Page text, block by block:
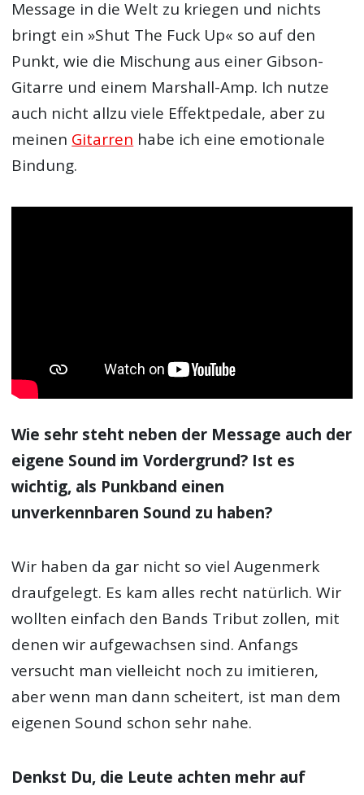
schreibe, nicht wie ich mein Equipment
verbessern kann.
Ihr seid also definitiv keine Equipment-
Nerds?!
Richtig. Wir versuchen einfach unsere
Wie sehr steht neben der Message auch der
eigene Sound im Vordergrund? Ist es
wichtig, als Punkband einen
unverkennbaren Sound zu haben?
draufgelegt. Es kam alles recht natürlich. Wir